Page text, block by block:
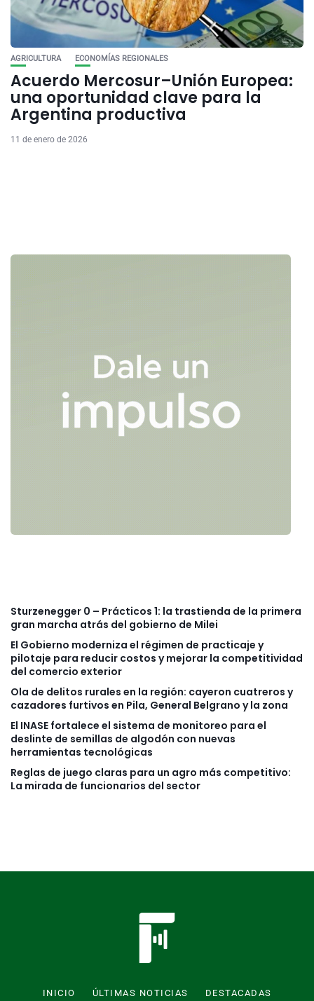
AGRICULTURA ECONOMÍAS REGIONALES
Acuerdo Mercosur–Unión Europea:
una oportunidad clave para la
Argentina productiva
11 de enero de 2026
Sturzenegger 0 – Prácticos 1: la trastienda de la primera
gran marcha atrás del gobierno de Milei
El Gobierno moderniza el régimen de practicaje y
pilotaje para reducir costos y mejorar la competitividad
del comercio exterior
Ola de delitos rurales en la región: cayeron cuatreros y
cazadores furtivos en Pila, General Belgrano y la zona
El INASE fortalece el sistema de monitoreo para el
deslinte de semillas de algodón con nuevas
herramientas tecnológicas
Reglas de juego claras para un agro más competitivo:
La mirada de funcionarios del sector
INICIO ÚLTIMAS NOTICIAS DESTACADAS